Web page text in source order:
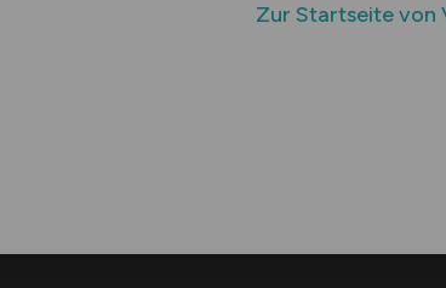
Zur Startseite von